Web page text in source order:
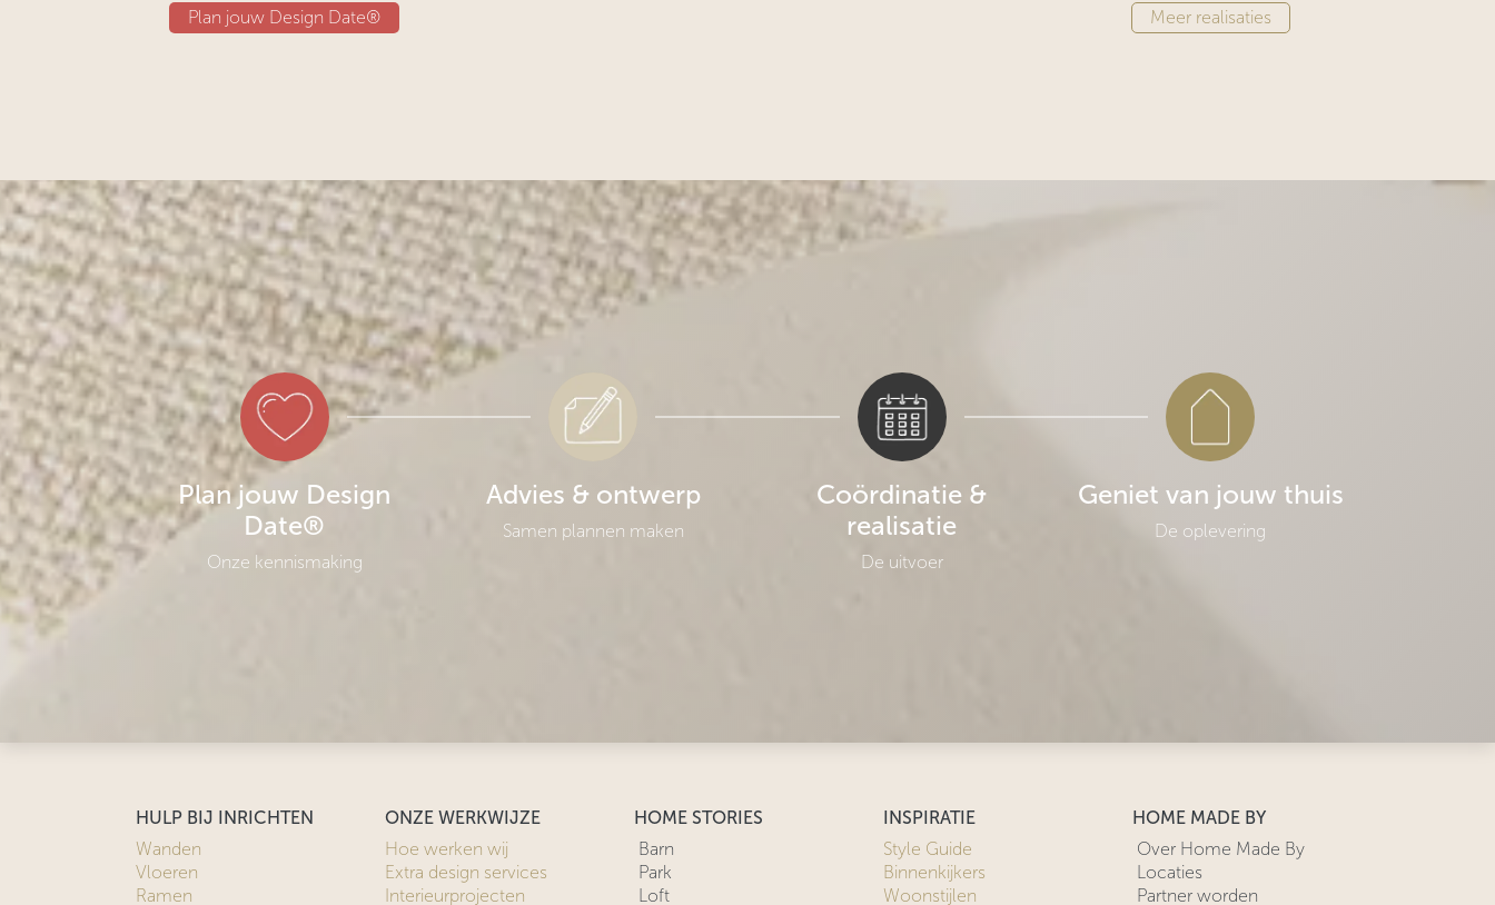
Meer realisaties
Plan jouw Design Date®
Plan jouw Design
Date®
Onze kennismaking
Advies & ontwerp
Samen plannen maken
Coördinatie &
realisatie
De uitvoer
Geniet van jouw thuis
De oplevering
HULP BIJ INRICHTEN
Wanden
Vloeren
Ramen
ONZE WERKWIJZE
Hoe werken wij
Extra design services
Interieurprojecten
HOME STORIES
Barn
Park
Loft
INSPIRATIE
Style Guide
Binnenkijkers
Woonstijlen
HOME MADE BY
Over Home Made By
Locaties
Partner worden